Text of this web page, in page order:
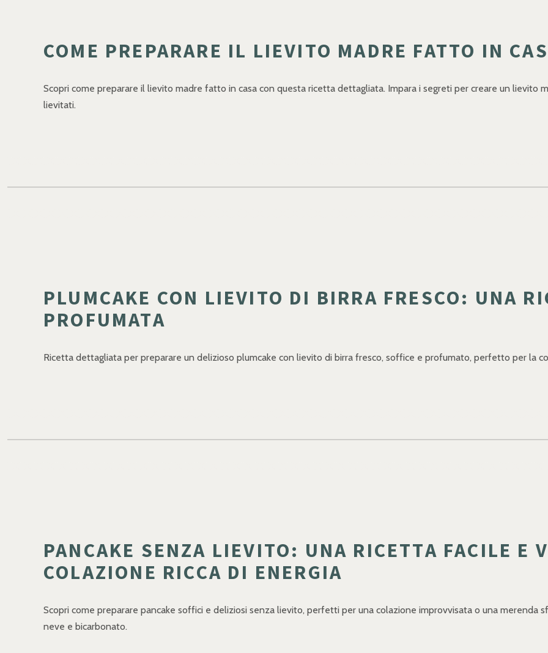
COME PREPARARE IL LIEVITO MADRE FATTO IN
Scopri come preparare il lievito madre fatto in casa con questa ricetta dettagliata. Impara i segreti per creare un lievito
lievitati.
PLUMCAKE CON LIEVITO DI BIRRA FRESCO: UNA
PROFUMATA
Ricetta dettagliata per preparare un delizioso plumcake con lievito di birra fresco, soffice e profumato, perfetto per la
PANCAKE SENZA LIEVITO: UNA RICETTA FACILE E
COLAZIONE RICCA DI ENERGIA
Scopri come preparare pancake soffici e deliziosi senza lievito, perfetti per una colazione improvvisata o una merenda
neve e bicarbonato.